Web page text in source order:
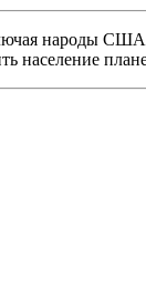
народы
население